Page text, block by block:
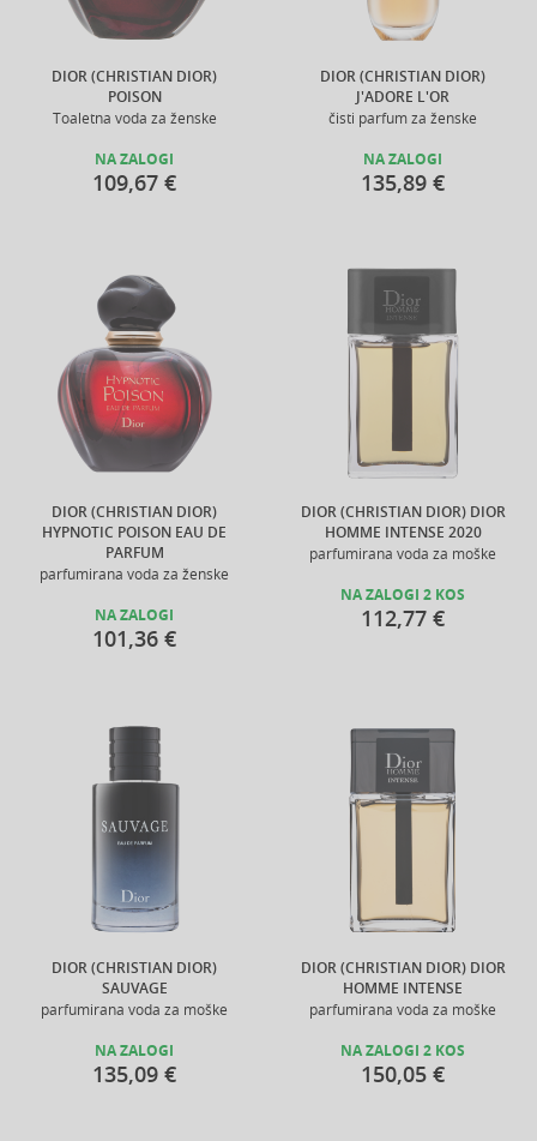
DIOR (CHRISTIAN DIOR)
POISON
Toaletna voda za ženske
NA ZALOGI
109,67 €
DIOR (CHRISTIAN DIOR)
J'ADORE L'OR
čisti parfum za ženske
NA ZALOGI
135,89 €
DIOR (CHRISTIAN DIOR)
HYPNOTIC POISON EAU DE
PARFUM
parfumirana voda za ženske
NA ZALOGI
101,36 €
DIOR (CHRISTIAN DIOR) DIOR
HOMME INTENSE 2020
parfumirana voda za moške
NA ZALOGI 2 KOS
112,77 €
DIOR (CHRISTIAN DIOR)
SAUVAGE
parfumirana voda za moške
NA ZALOGI
135,09 €
DIOR (CHRISTIAN DIOR) DIOR
HOMME INTENSE
parfumirana voda za moške
NA ZALOGI 2 KOS
150,05 €